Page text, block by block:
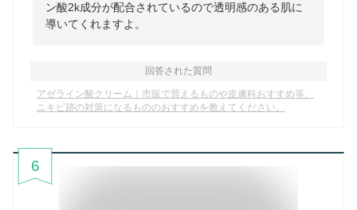
ン酸2k成分が配合されているので透明感のある肌に
導いてくれますよ。
回答された質問
アゼライン酸クリーム｜市販で買えるものや皮膚科おすすめ等、
ニキビ跡の対策になるもののおすすめを教えてください。
6